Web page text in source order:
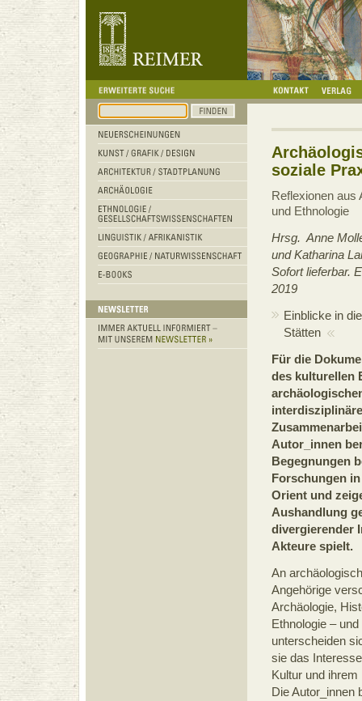
soziale
Reflexionen aus
und Ethnologie
Hrsg. Anne
und Katharina
Sofort lieferbar.
2019
Einblicke in
Stätten
Für die
des kulturellen
Autor_innen
Begegnungen
Forschungen
Orient und
Aushandlung
divergierender
Akteure spielt.
An
Angehörige
Archäologie,
Ethnologie –
unterscheiden
sie das
Kultur und
Die Autor_innen